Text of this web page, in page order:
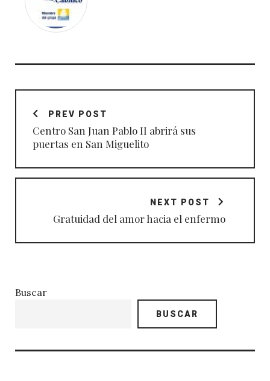
Navegación
entradasPREV POST
Centro San Juan Pablo II abrirá sus
puertas en San Miguelito
NEXT POST
Gratuidad del amor hacia el enfermo
Buscar
BUSCAR